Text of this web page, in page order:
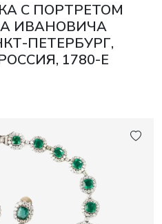
С ПОРТРЕТОМ
ИВАНОВИЧА
ПЕТЕРБУРГ,
1780-Е